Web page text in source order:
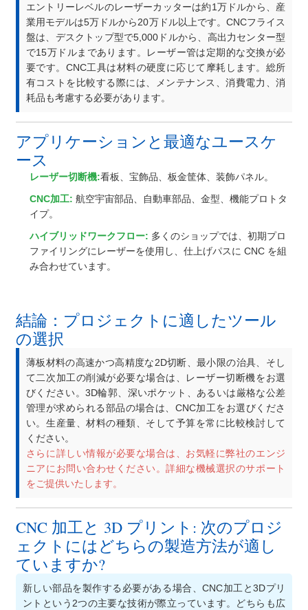
エントリーレベルのレーザーカッターは約1万ドルから、産
業用モデルは5万ドルから20万ドル以上です。CNCフライス
盤は、デスクトップ型で5,000ドルから、高出力センター型
で15万ドルまであります。レーザー管は定期的な交換が必
要です。CNC工具は材料の硬度に応じて摩耗します。総所
有コストを比較する際には、メンテナンス、消費電力、消
耗品も考慮する必要があります。
アプリケーションと最適なユースケ
ース
レーザー切断機:看板、宝飾品、板金筐体、装飾パネル。
CNC加工: 航空宇宙部品、自動車部品、金型、機能プロトタ
イプ。
ハイブリッドワークフロー: 多くのショップでは、初期プロ
ファイリングにレーザーを使用し、仕上げパスに CNC を組
み合わせています。
結論：プロジェクトに適したツール
の選択
薄板材料の高速かつ高精度な2D切断、最小限の治具、そし
て二次加工の削減が必要な場合は、レーザー切断機をお選
びください。3D輪郭、深いポケット、あるいは厳格な公差
管理が求められる部品の場合は、CNC加工をお選びくださ
い。生産量、材料の種類、そして予算を常に比較検討して
ください。
さらに詳しい情報が必要な場合は、お気軽に弊社のエンジ
ニアにお問い合わせください。詳細な機械選択のサポート
をご提供いたします。
CNC 加工と 3D プリント: 次のプロジ
ェクトにはどちらの製造方法が適し
ていますか?
新しい部品を製作する必要がある場合、CNC加工と3Dプリ
ントという2つの主要な技術が際立っています。どちらも広